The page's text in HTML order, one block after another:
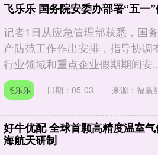
飞乐乐 国务院安委办部署“五一
记者1日从应急管理部获悉，国
产防范工作作出安排，指导协
行业领域和重点企业假期期间安
飞乐乐 日期：05-03 来源：福赢
好牛优配 全球首颗高精度温室
海航天研制